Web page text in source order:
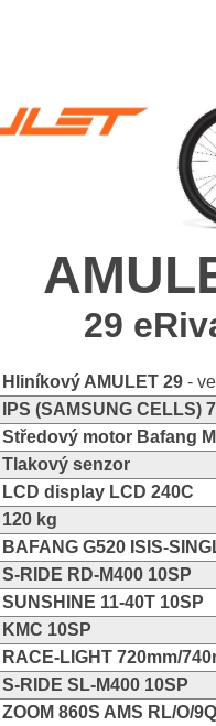
29
Hliníkový AMULET 29 -
IPS (SAMSUNG CELLS)
Středový motor Bafang
Tlakový senzor
LCD display LCD 240C
120 kg
BAFANG G520 ISIS-
S-RIDE RD-M400 10SP
SUNSHINE 11-40T 10SP
KMC 10SP
RACE-LIGHT 720mm/
S-RIDE SL-M400 10SP
ZOOM 860S AMS RL/O/